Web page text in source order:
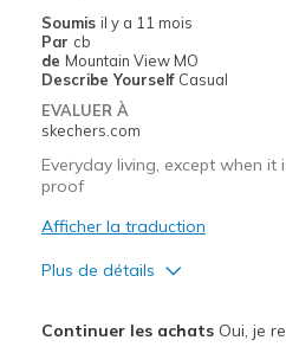
Sizing
Feels true to
View On Shoes
Shoes are
Soumis il y a 11 mois
Par cb
de Mountain View MO
Describe Yourself Casual
EVALUER À
skechers.com
Everyday living, except when
proof
Afficher la traduction
Plus de détails
Continuer les achatsOui, je